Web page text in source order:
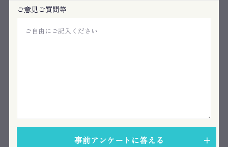
ご意見ご質問等
事前アンケートに答える